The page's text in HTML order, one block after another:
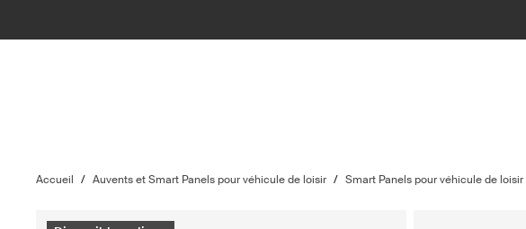
Accueil / Auvents et Smart Panels pour véhicule de loisir / Smart Panels pour véhicule de loisir